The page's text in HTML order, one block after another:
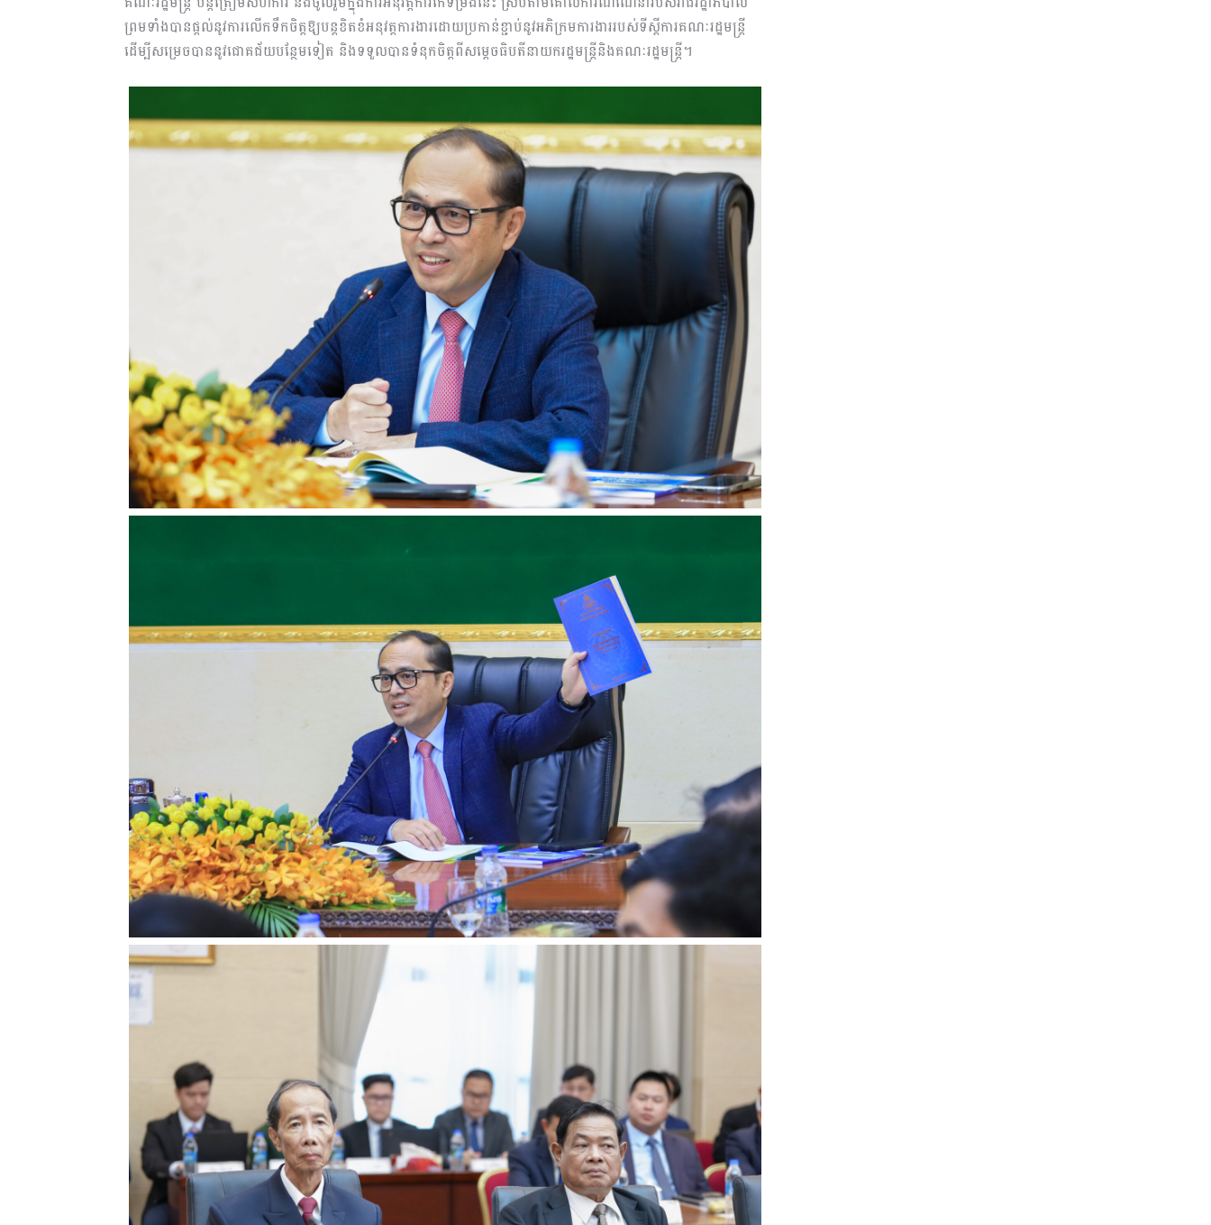
ព្រមទាំងបានផ្ដល់នូវការលើកទឹកចិត្តឱ្យបន្តខិតខំអនុវត្តការងារដោយប្រកាន់ខ្ជាប់នូវអភិក្រមការងាររបស់ទីស្ដីការគណៈរដ្ឋមន្ត្រី
ដើម្បីសម្រេចបាននូវជោគជ័យបន្ថែមទៀត​ និងទទួលបានទំនុកចិត្តពីសម្តេចធិបតីនាយករដ្ឋមន្ត្រីនិងគណៈរដ្ឋមន្ត្រី។